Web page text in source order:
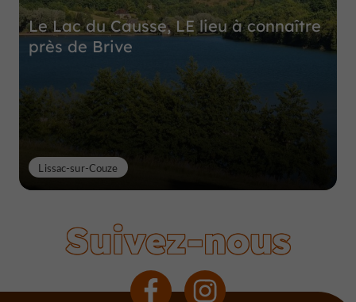
Le Lac du Causse, LE lieu à connaître
près de Brive
Lissac-sur-Couze
Suivez-nous